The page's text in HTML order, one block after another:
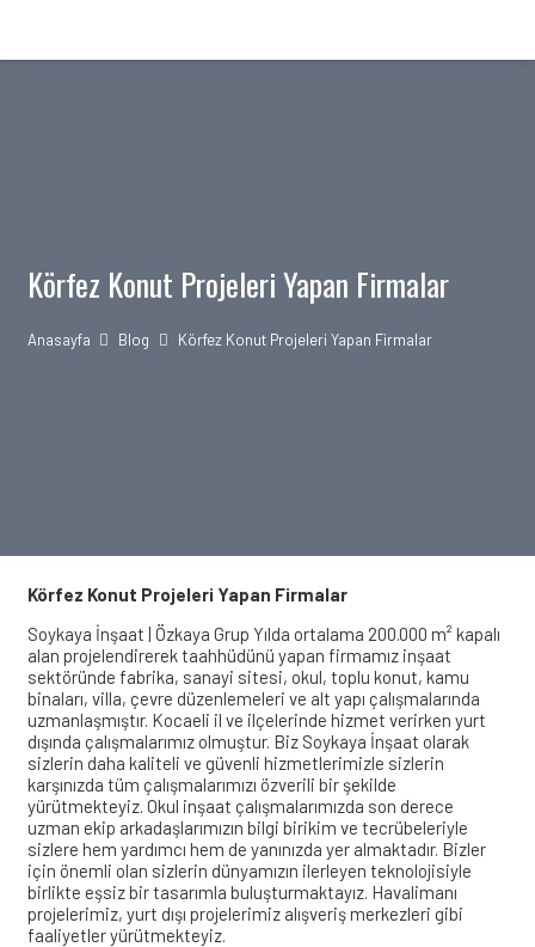
Körfez Konut Projeleri Yapan Firmalar
Anasayfa Blog Körfez Konut Projeleri Yapan Firmalar
Körfez Konut Projeleri Yapan Firmalar
Soykaya İnşaat | Özkaya Grup Yılda ortalama 200.000 m² kapalı
alan projelendirerek taahhüdünü yapan firmamız inşaat
sektöründe fabrika, sanayi sitesi, okul, toplu konut, kamu
binaları, villa, çevre düzenlemeleri ve alt yapı çalışmalarında
uzmanlaşmıştır. Kocaeli il ve ilçelerinde hizmet verirken yurt
dışında çalışmalarımız olmuştur. Biz Soykaya İnşaat olarak
sizlerin daha kaliteli ve güvenli hizmetlerimizle sizlerin
karşınızda tüm çalışmalarımızı özverili bir şekilde
yürütmekteyiz. Okul inşaat çalışmalarımızda son derece
uzman ekip arkadaşlarımızın bilgi birikim ve tecrübeleriyle
sizlere hem yardımcı hem de yanınızda yer almaktadır. Bizler
için önemli olan sizlerin dünyamızın ilerleyen teknolojisiyle
birlikte eşsiz bir tasarımla buluşturmaktayız. Havalimanı
projelerimiz, yurt dışı projelerimiz alışveriş merkezleri gibi
faaliyetler yürütmekteyiz.